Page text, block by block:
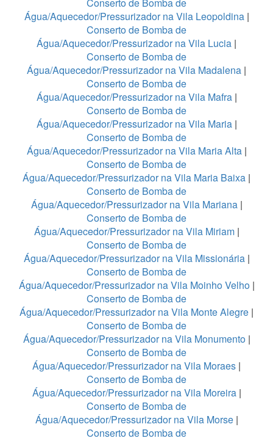
Conserto de Bomba de
Água/Aquecedor/Pressurizador na Vila Leopoldina|
Conserto de Bomba de
Água/Aquecedor/Pressurizador na Vila Lucia |
Conserto de Bomba de
Água/Aquecedor/Pressurizador na Vila Madalena |
Conserto de Bomba de
Água/Aquecedor/Pressurizador na Vila Mafra |
Conserto de Bomba de
Água/Aquecedor/Pressurizador na Vila Maria|
Conserto de Bomba de
Água/Aquecedor/Pressurizador na Vila Maria Alta|
Conserto de Bomba de
Água/Aquecedor/Pressurizador na Vila Maria Baixa |
Conserto de Bomba de
Água/Aquecedor/Pressurizador na Vila Mariana|
Conserto de Bomba de
Água/Aquecedor/Pressurizador na Vila Miriam|
Conserto de Bomba de
Água/Aquecedor/Pressurizador na Vila Missionária|
Conserto de Bomba de
Água/Aquecedor/Pressurizador na Vila Moinho Velho|
Conserto de Bomba de
Água/Aquecedor/Pressurizador na Vila Monte Alegre |
Conserto de Bomba de
Água/Aquecedor/Pressurizador na Vila Monumento|
Conserto de Bomba de
Água/Aquecedor/Pressurizador na Vila Moraes |
Conserto de Bomba de
Água/Aquecedor/Pressurizador na Vila Moreira|
Conserto de Bomba de
Água/Aquecedor/Pressurizador na Vila Morse|
Conserto de Bomba de